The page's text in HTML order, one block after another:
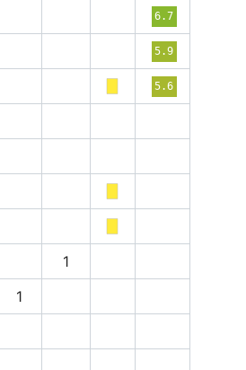
6.7
5.9
5.6
1
1